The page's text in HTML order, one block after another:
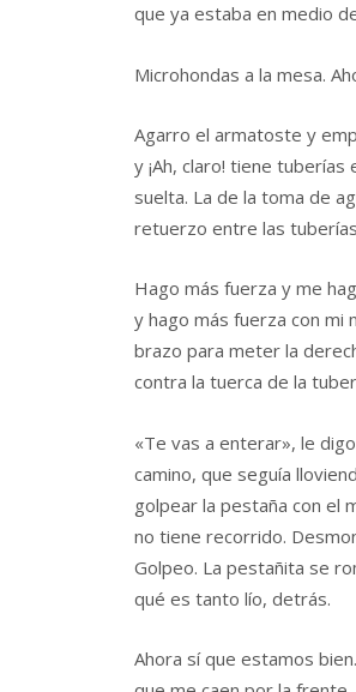
que ya estaba en medio
Microhondas a la mesa.
Agarro el armatoste y
y ¡Ah, claro! tiene
suelta. La de la toma de
retuerzo entre las
Hago más fuerza y me
y hago más fuerza con mi
brazo para meter la
contra la tuerca de la
«Te vas a enterar», le
camino, que seguía
golpear la pestaña con el
no tiene recorrido.
Golpeo. La pestañita se
qué es tanto lío, detrás.
Ahora sí que estamos